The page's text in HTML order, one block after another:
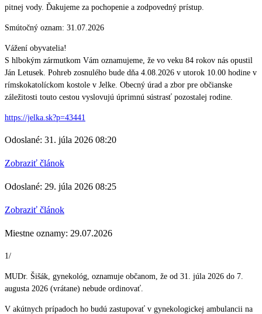
pitnej vody. Ďakujeme za pochopenie a zodpovedný prístup.
Smútočný oznam: 31.07.2026
Vážení obyvatelia!
S hlbokým zármutkom Vám oznamujeme, že vo veku 84 rokov nás opustil
Ján Letusek. Pohreb zosnulého bude dňa 4.08.2026 v utorok 10.00 hodine v
rímskokatolíckom kostole v Jelke. Obecný úrad a zbor pre občianske
záležitosti touto cestou vyslovujú úprimnú sústrasť pozostalej rodine.
https://jelka.sk?p=43441
Odoslané: 31. júla 2026 08:20
Zobraziť článok
Odoslané: 29. júla 2026 08:25
Zobraziť článok
Miestne oznamy: 29.07.2026
1/
MUDr. Šišák, gynekológ, oznamuje občanom, že od 31. júla 2026 do 7.
augusta 2026 (vrátane) nebude ordinovať.
V akútnych prípadoch ho budú zastupovať v gynekologickej ambulancii na